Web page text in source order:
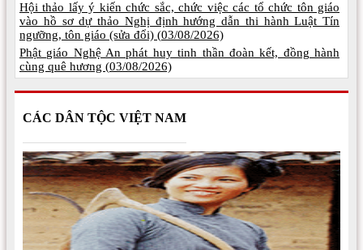
Hội thảo lấy ý kiến chức sắc, chức việc các tổ chức tôn giáo
vào hồ sơ dự thảo Nghị định hướng dẫn thi hành Luật Tín
ngưỡng, tôn giáo (sửa đổi) (03/08/2026)
Phật giáo Nghệ An phát huy tinh thần đoàn kết, đồng hành
cùng quê hương (03/08/2026)
CÁC DÂN TỘC VIỆT NAM